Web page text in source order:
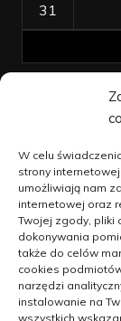
W celu
strony
umożliwiają nam
internetowej oraz
Twojej zgody, pliki
dokonywania
także do celów
cookies
narzędzi
instalowanie na
wszystkich
31
Polityka
Polityka